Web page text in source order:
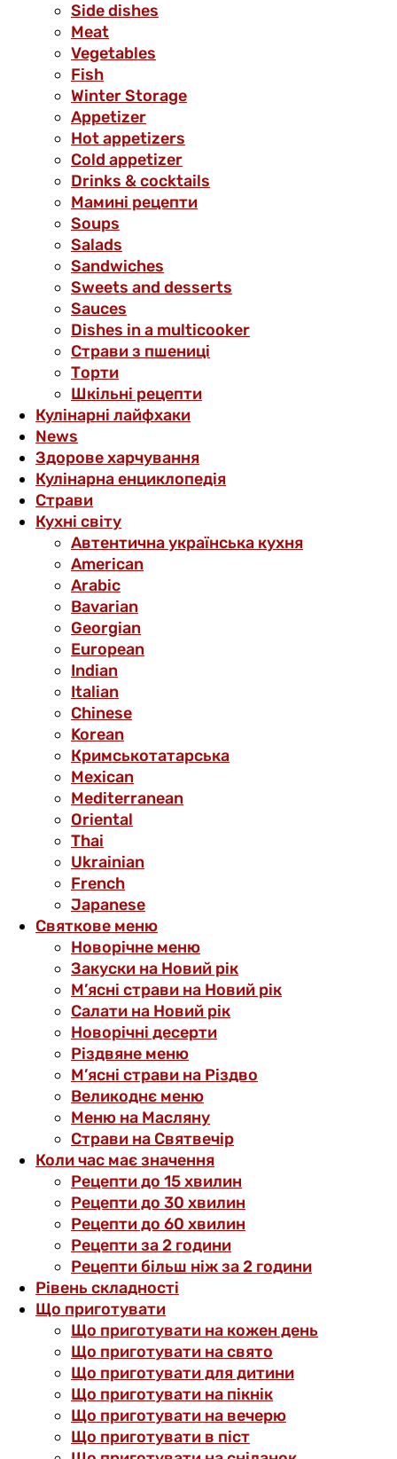
Side dishes
Meat
Vegetables
Fish
Winter Storage
Аppetizer
Hot appetizers
Cold appetizer
Drinks & cocktails
Мамині рецепти
Soups
Salads
Sandwiches
Sweets and desserts
Sauces
Dishes in a multicooker
Страви з пшениці
Торти
Шкільні рецепти
Кулінарні лайфхаки
News
Здорове харчування
Кулінарна енциклопедія
Страви
Кухні світу
Автентична українська кухня
American
Arabic
Bavarian
Georgian
European
Indian
Italian
Chinese
Korean
Кримськотатарська
Mexican
Mediterranean
Oriental
Thai
Ukrainian
French
Japanese
Святкове меню
Новорічне меню
Закуски на Новий рік
М’ясні страви на Новий рік
Салати на Новий рік
Новорічні десерти
Різдвяне меню
М’ясні страви на Різдво
Великоднє меню
Меню на Масляну
Страви на Святвечір
Коли час має значення
Рецепти до 15 хвилин
Рецепти до 30 хвилин
Рецепти до 60 хвилин
Рецепти за 2 години
Рецепти більш ніж за 2 години
Рівень складності
Що приготувати
Що приготувати на кожен день
Що приготувати на свято
Що приготувати для дитини
Що приготувати на пікнік
Що приготувати на вечерю
Що приготувати в піст